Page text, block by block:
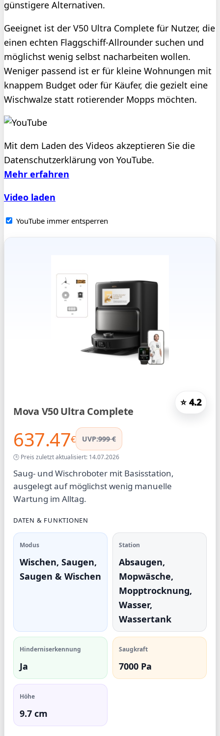
günstigere Alternativen.
Geeignet ist der V50 Ultra Complete für Nutzer, die
einen echten Flaggschiff-Allrounder suchen und
möglichst wenig selbst nacharbeiten wollen.
Weniger passend ist er für kleine Wohnungen mit
knappem Budget oder für Käufer, die gezielt eine
Wischwalze statt rotierender Mopps möchten.
Mit dem Laden des Videos akzeptieren Sie die
Datenschutzerklärung von YouTube.
Mehr erfahren
Video laden
YouTube immer entsperren
Mova V50 Ultra Complete
⭐ 4.2
637.47€ UVP:999 €
🕒 Preis zuletzt aktualisiert: 14.07.2026
Saug- und Wischroboter mit Basisstation,
ausgelegt auf möglichst wenig manuelle
Wartung im Alltag.
DATEN & FUNKTIONEN
Modus
Wischen, Saugen,
Saugen & Wischen
Station
Absaugen,
Mopwäsche,
Mopptrocknung,
Wasser,
Wassertank
Hinderniserkennung
Ja
Saugkraft
7000 Pa
Höhe
9.7 cm